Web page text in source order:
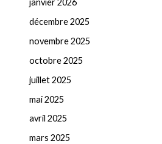
décembre 2025
novembre 2025
octobre 2025
juillet 2025
mai 2025
avril 2025
mars 2025